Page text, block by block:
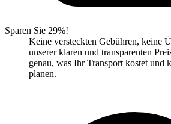
Sparen Sie 29%!
Keine versteckten Gebühren, keine
unserer klaren und transparenten
genau, was Ihr Transport kostet und
planen.